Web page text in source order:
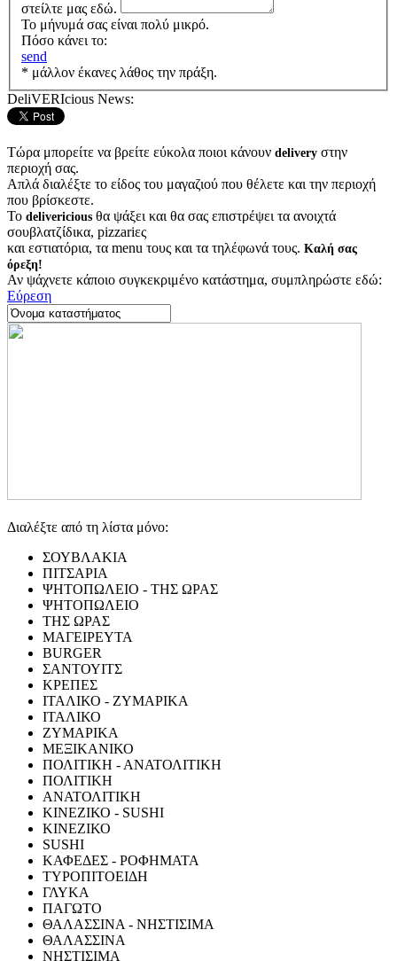
στείλτε μας εδώ.
Το μήνυμά σας είναι πολύ μικρό.
Πόσο κάνει το:
send
* μάλλον έκανες λάθος την πράξη.
DeliVERIcious News:
Τώρα μπορείτε να βρείτε εύκολα ποιοι κάνουν delivery στην
περιοχή σας.
Απλά διαλέξτε το είδος του μαγαζιού που θέλετε και την περιοχή
που βρίσκεστε.
Το delivericious θα ψάξει και θα σας επιστρέψει τα ανοιχτά
σουβλατζίδικα, pizzariες
και εστιατόρια, τα menu τους και τα τηλέφωνά τους. Καλή σας
όρεξη!
Αν ψάχνετε κάποιο συγκεκριμένο κατάστημα, συμπληρώστε εδώ:
Εύρεση
Διαλέξτε από τη λίστα μόνο:
ΣΟΥΒΛΑΚΙΑ
ΠΙΤΣΑΡΙΑ
ΨΗΤΟΠΩΛΕΙΟ - ΤΗΣ ΩΡΑΣ
ΨΗΤΟΠΩΛΕΙΟ
ΤΗΣ ΩΡΑΣ
ΜΑΓΕΙΡΕΥΤΑ
BURGER
ΣΑΝΤΟΥΙΤΣ
ΚΡΕΠΕΣ
ΙΤΑΛΙΚΟ - ΖΥΜΑΡΙΚΑ
ΙΤΑΛΙΚΟ
ΖΥΜΑΡΙΚΑ
ΜΕΞΙΚΑΝΙΚΟ
ΠΟΛΙΤΙΚΗ - ΑΝΑΤΟΛΙΤΙΚΗ
ΠΟΛΙΤΙΚΗ
ΑΝΑΤΟΛΙΤΙΚΗ
ΚΙΝΕΖΙΚΟ - SUSHI
ΚΙΝΕΖΙΚΟ
SUSHI
ΚΑΦΕΔΕΣ - ΡΟΦΗΜΑΤΑ
ΤΥΡΟΠΙΤΟΕΙΔΗ
ΓΛΥΚΑ
ΠΑΓΩΤΟ
ΘΑΛΑΣΣΙΝΑ - ΝΗΣΤΙΣΙΜΑ
ΘΑΛΑΣΣΙΝΑ
ΝΗΣΤΙΣΙΜΑ